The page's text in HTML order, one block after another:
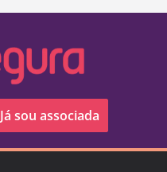
Já sou associada